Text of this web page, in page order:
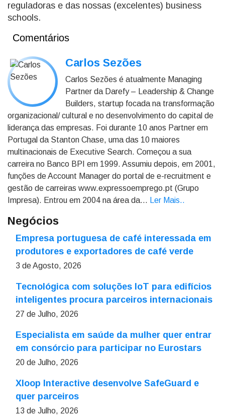
reguladoras e das nossas (excelentes) business
schools.
Comentários
Carlos Sezões
Carlos Sezões é atualmente Managing
Partner da Darefy – Leadership & Change
Builders, startup focada na transformação
organizacional/ cultural e no desenvolvimento do capital de
liderança das empresas. Foi durante 10 anos Partner em
Portugal da Stanton Chase, uma das 10 maiores
multinacionais de Executive Search. Começou a sua
carreira no Banco BPI em 1999. Assumiu depois, em 2001,
funções de Account Manager do portal de e-recruitment e
gestão de carreiras www.expressoemprego.pt (Grupo
Impresa). Entrou em 2004 na área da...
Ler Mais..
Negócios
Empresa portuguesa de café interessada em
produtores e exportadores de café verde
3 de Agosto, 2026
Tecnológica com soluções IoT para edifícios
inteligentes procura parceiros internacionais
27 de Julho, 2026
Especialista em saúde da mulher quer entrar
em consórcio para participar no Eurostars
20 de Julho, 2026
Xloop Interactive desenvolve SafeGuard e
quer parceiros
13 de Julho, 2026